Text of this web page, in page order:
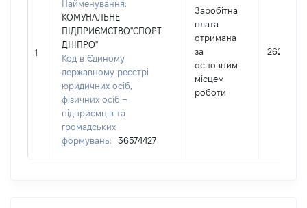
1
Найменування:
КОМУНАЛЬНЕ
ПІДПРИЄМСТВО"СПОРТ-
ДНІПРО"
Код в Єдиному
державному реєстрі
юридичних осіб,
фізичних осіб –
підприємців та
громадських
формувань:
36574427
Заробітна
плата
отримана
за
основним
місцем
роботи
262681